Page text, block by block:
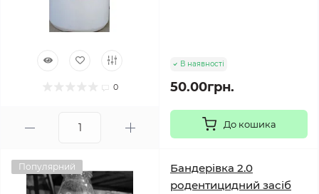
0
В наявності
50.00грн.
До кошика
Популярний
Бандерівка 2.0
родентицидний засіб